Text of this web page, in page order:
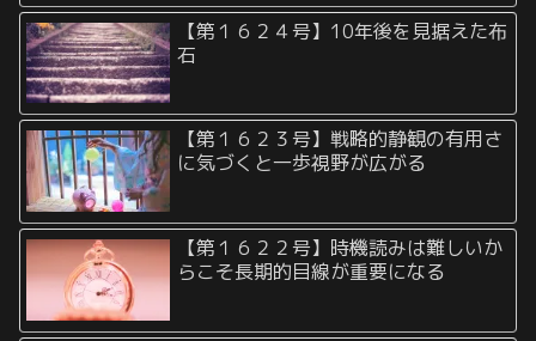
【第１６２４号】10年後を見据えた布
石
【第１６２３号】戦略的静観の有用さ
に気づくと一歩視野が広がる
【第１６２２号】時機読みは難しいか
らこそ長期的目線が重要になる